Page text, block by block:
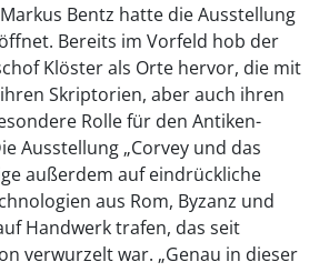
Bentz hatte die Ausstellung
Bereits im Vorfeld hob der
Klöster als Orte hervor, die mit
Skriptorien, aber auch ihren
Rolle für den Antiken-
Ausstellung „Corvey und das
außerdem auf eindrückliche
aus Rom, Byzanz und
Handwerk trafen, das seit
verwurzelt war. „Genau in dieser